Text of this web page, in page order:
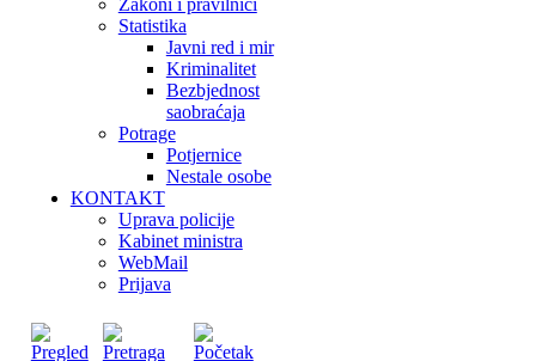
Zakoni i pravilnici
Statistika
Javni red i mir
Kriminalitet
Bezbjednost
saobraćaja
Potrage
Potjernice
Nestale osobe
KONTAKT
Uprava policije
Kabinet ministra
WebMail
Prijava